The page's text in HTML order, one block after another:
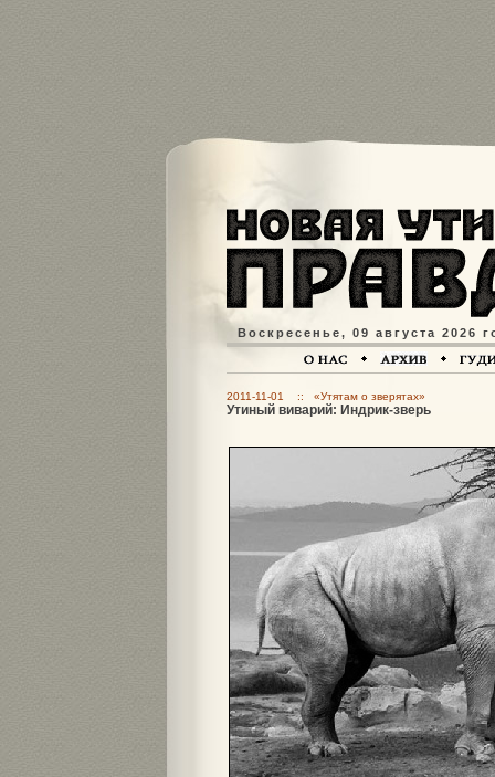
Воскресенье, 09 августа 2026
2011-11-01 :: «Утятам о зверятах»
Утиный виварий: Индрик-зверь